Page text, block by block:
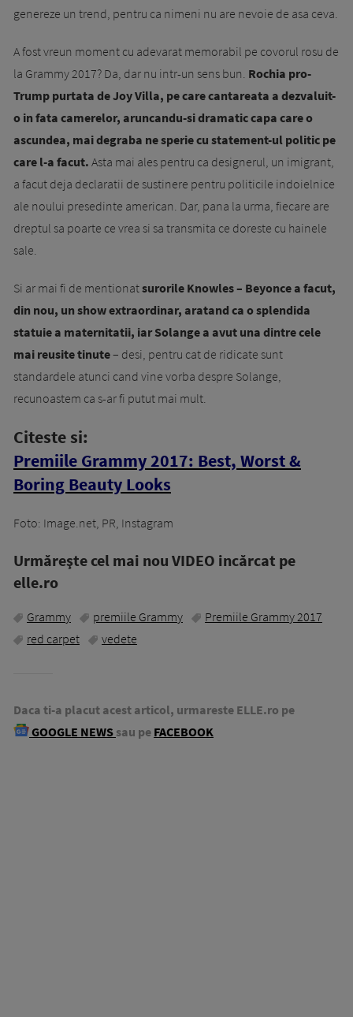
genereze un trend, pentru ca nimeni nu are nevoie de asa ceva.
A fost vreun moment cu adevarat memorabil pe covorul rosu de
la Grammy 2017? Da, dar nu intr-un sens bun. Rochia pro-
Trump purtata de Joy Villa, pe care cantareata a dezvaluit-
o in fata camerelor, aruncandu-si dramatic capa care o
ascundea, mai degraba ne sperie cu statement-ul politic pe
care l-a facut. Asta mai ales pentru ca designerul, un imigrant,
a facut deja declaratii de sustinere pentru politicile indoielnice
ale noului presedinte american. Dar, pana la urma, fiecare are
dreptul sa poarte ce vrea si sa transmita ce doreste cu hainele
sale.
Si ar mai fi de mentionatsurorile Knowles – Beyonce a facut,
din nou, un show extraordinar, aratand ca o splendida
statuie a maternitatii, iar Solange a avut una dintre cele
mai reusite tinute– desi, pentru cat de ridicate sunt
standardele atunci cand vine vorba despre Solange,
recunoastem ca s-ar fi putut mai mult.
Citeste si:
Premiile Grammy 2017: Best, Worst &
Boring Beauty Looks
Foto: Image.net, PR, Instagram
Urmăreşte cel mai nou VIDEO incărcat pe
elle.ro
Grammy premiile Grammy
Premiile Grammy 2017
red carpet
vedete
Daca ti-a placut acest articol, urmareste ELLE.ro pe
GOOGLE NEWS sau pe FACEBOOK